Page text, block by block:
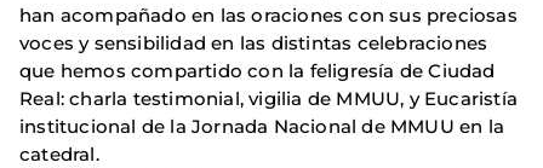
han acompañado en las oraciones con sus preciosas
voces y sensibilidad en las distintas celebraciones
que hemos compartido con la feligresía de Ciudad
Real: charla testimonial, vigilia de MMUU, y Eucaristía
institucional de la Jornada Nacional de MMUU en la
catedral.